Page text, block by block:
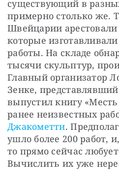
существующий в
примерно столько же.
Швейцарии арестовали
которые
работы. На складе
тысячи скульптур,
Главный организатор
Зенке,
выпустил книгу
ранее неизвестных
Джакометти.
ушло более 200 работ,
то прямо сейчас
Вычислить их уже